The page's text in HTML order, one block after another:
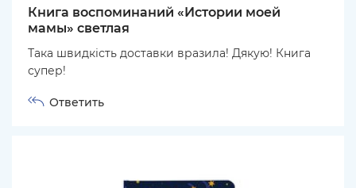
Книга воспоминаний «Истории моей
мамы» светлая
Така швидкість доставки вразила! Дякую! Книга
супер!
Ответить